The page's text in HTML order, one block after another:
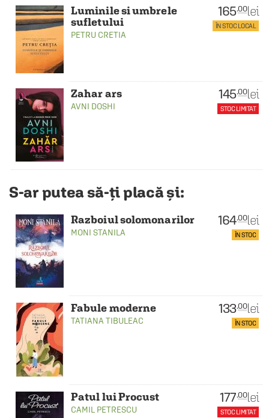
Luminile si umbrele
sufletului
PETRU CRETIA
165.00lei
ÎN STOC LOCAL
Zahar ars
AVNI DOSHI
145.00lei
STOC LIMITAT
S-ar putea să-ți placă și:
Razboiul solomonarilor
MONI STANILA
164.00lei
ÎN STOC
Fabule moderne
TATIANA TIBULEAC
133.00lei
ÎN STOC
Patul lui Procust
CAMIL PETRESCU
177.00lei
STOC LIMITAT